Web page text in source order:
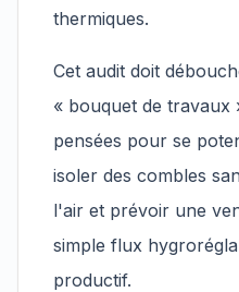
thermiques.
Cet audit doit
« bouquet de travaux
pensées pour se
isoler des combles
l'air et prévoir une
simple flux
productif.